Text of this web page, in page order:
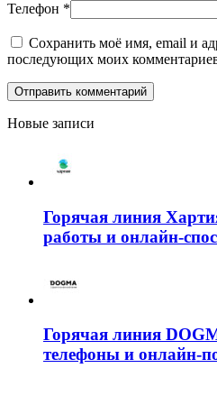
Телефон *
Сохранить моё имя, email и
последующих моих
Новые записи
Горячая линия
работы и онлайн-
Горячая линия
телефоны и онлайн-